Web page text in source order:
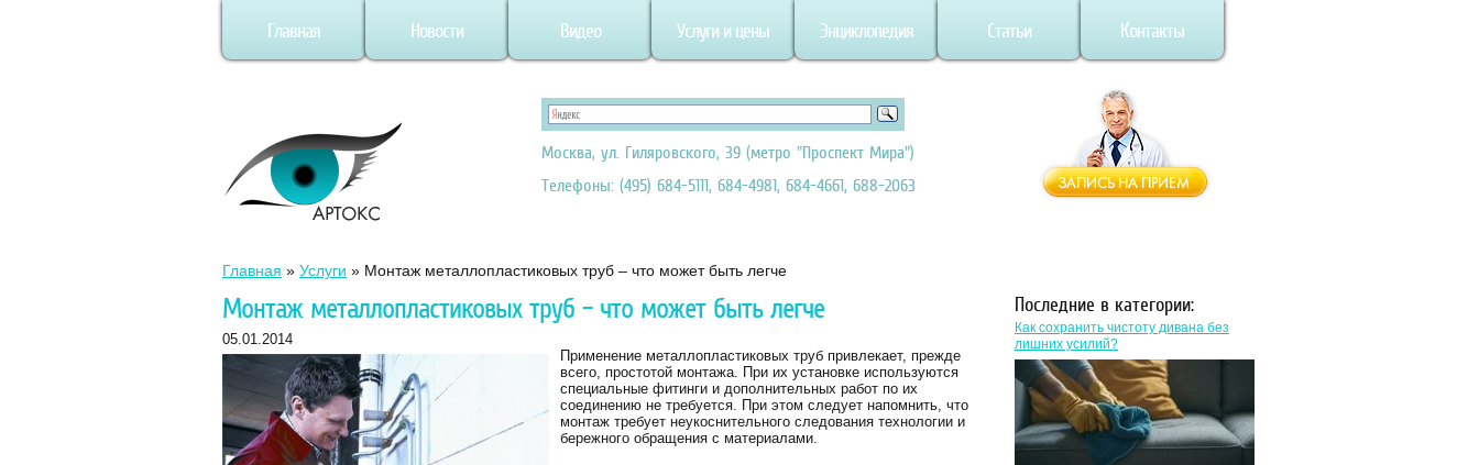
Главная Новости Видео Услуги и цены Энциклопедия Статьи Контакты
Москва, ул. Гиляровского, 39 (метро "Проспект Мира")
Телефоны: (495) 684-5111, 684-4981, 684-4661, 688-2063
Главная » Услуги » Монтаж металлопластиковых труб – что может быть легче
Монтаж металлопластиковых труб – что может быть легче
05.01.2014
Применение металлопластиковых труб привлекает, прежде
всего, простотой монтажа. При их установке используются
специальные фитинги и дополнительных работ по их
соединению не требуется. При этом следует напомнить, что
монтаж требует неукоснительного следования технологии и
бережного обращения с материалами.
Последние в категории:
Как сохранить чистоту дивана без
лишних усилий?